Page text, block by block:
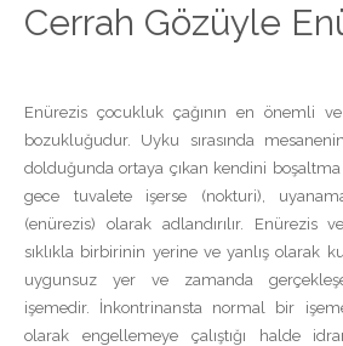
Ürünler & Aksesuarlar
Enürezis Nokturna Nedir?
Dry Days Nasıl Kullanılır?
Blog
İletişim
Cerrah Gözüyle
Enürezis çocukluk çağının en önemli
bozukluğudur. Uyku sırasında
dolduğunda ortaya çıkan kendini boşaltma
gece tuvalete işerse (nokturi),
(enürezis) olarak adlandırılır. Enürezis
sıklıkla birbirinin yerine ve yanlış olarak
uygunsuz yer ve zamanda
işemedir. İnkontrinansta normal bir
olarak engellemeye çalıştığı halde